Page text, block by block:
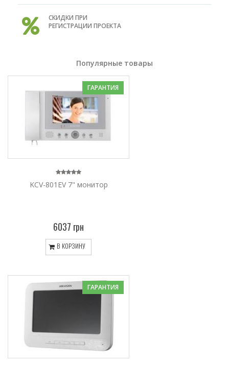
СКИДКИ ПРИ
РЕГИСТРАЦИИ ПРОЕКТА
Популярные товары
ГАРАНТИЯ
KCV-801EV 7" монитор
6037 грн
В КОРЗИНУ
ГАРАНТИЯ